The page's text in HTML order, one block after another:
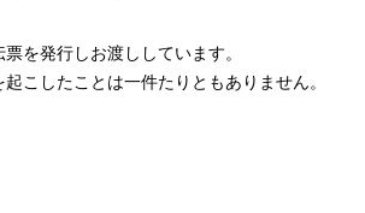
を発行しお渡ししています。
こしたことは一件たりともありません。